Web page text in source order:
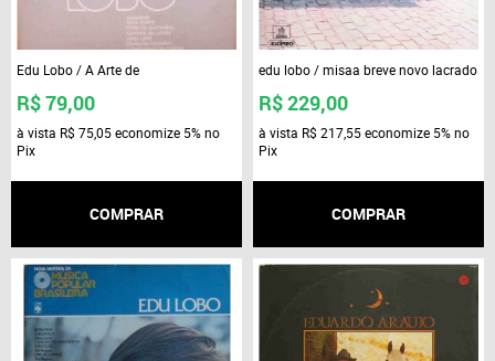
Edu Lobo / A Arte de
R$ 79,00
à vista R$ 75,05economize 5%no
Pix
COMPRAR
edu lobo / misaa breve novo lacrado
R$ 229,00
à vista R$ 217,55economize 5%no
Pix
COMPRAR